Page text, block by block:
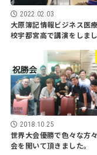
2022.02.03
大原簿記情報ビジネス医
校宇都宮高で講演をしまし
2018.10.25
世界大会優勝で色々な方
会を開いて頂きました。